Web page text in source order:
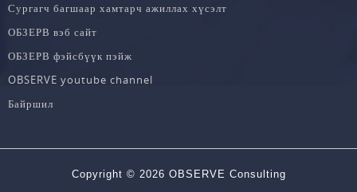
Сургагч багшаар хамтарч ажиллах хүсэлт
ОБЗЕРВ вэб сайт
ОБЗЕРВ фэйсбүүк пэйж
OBSERVE youtube channel
Байршил
Copyright © 2026 OBSERVE Consulting